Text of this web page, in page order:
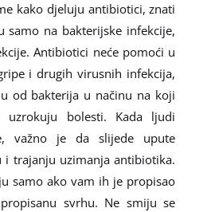
kako djeluju antibiotici, znati
samo na bakterijske infekcije,
Antibiotici neće pomoći u
i drugih virusnih infekcija,
od bakterija u načinu na koji
uzrokuju bolesti. Kada ljudi
važno je da slijede upute
i trajanju uzimanja antibiotika.
samo ako vam ih je propisao
svrhu. Ne smiju se